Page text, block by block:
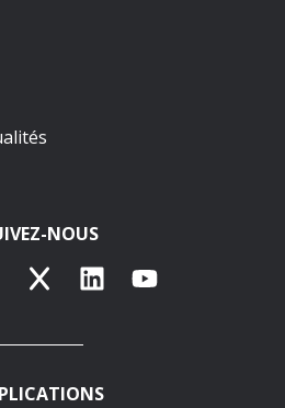
NOUS
X LinkedInYouTube